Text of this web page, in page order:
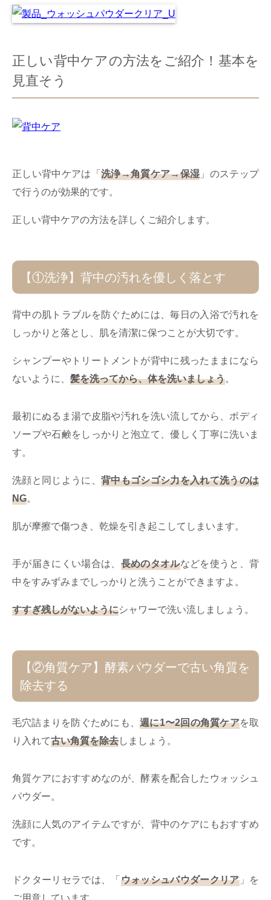
正しい背中ケアの方法をご紹介！基本を
見直そう
正しい背中ケアは「 洗浄→角質ケア→保湿 」のステップ
で行うのが効果的です。
正しい背中ケアの方法を詳しくご紹介します。
【①洗浄】背中の汚れを優しく落とす
背中の肌トラブルを防ぐためには、毎日の入浴で汚れを
しっかりと落とし、肌を清潔に保つことが大切です。
シャンプーやトリートメントが背中に残ったままになら
ないように、 髪を洗ってから、体を洗いましょう。
最初にぬるま湯で皮脂や汚れを洗い流してから、ボディ
ソープや石鹸をしっかりと泡立て、優しく丁寧に洗いま
す。
洗顔と同じように、 背中もゴシゴシ力を入れて洗うのは
NG。
肌が摩擦で傷つき、乾燥を引き起こしてしまいます。
手が届きにくい場合は、 長めのタオルなどを使うと、背
中をすみずみまでしっかりと洗うことができますよ。
すすぎ残しがないようにシャワーで洗い流しましょう。
【②角質ケア】酵素パウダーで古い角質を
除去する
毛穴詰まりを防ぐためにも、週に1〜2回の角質ケアを取
り入れて古い角質を除去しましょう。
角質ケアにおすすめなのが、酵素を配合したウォッシュ
パウダー。
洗顔に人気のアイテムですが、背中のケアにもおすすめ
です。
ドクターリセラでは、「 ウォッシュパウダークリア」を
ご用意しています。